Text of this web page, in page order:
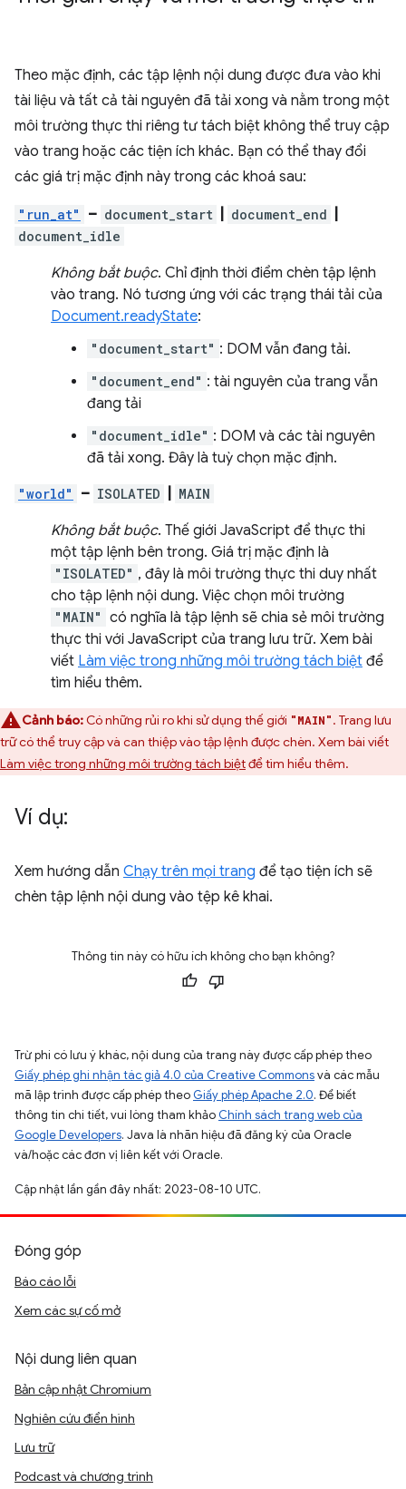
Theo mặc định, các tập lệnh nội dung được đưa vào khi
tài liệu và tất cả tài nguyên đã tải xong và nằm trong một
môi trường thực thi riêng tư tách biệt không thể truy cập
vào trang hoặc các tiện ích khác. Bạn có thể thay đổi
các giá trị mặc định này trong các khoá sau:
"run_at" – document_start document_end
document_idle
Không bắt buộc. Chỉ định thời điểm chèn tập lệnh
vào trang. Nó tương ứng với các trạng thái tải của
Document.readyState:
"document_start" : DOM vẫn đang tải.
"document_end" : tài nguyên của trang vẫn
đang tải
"document_idle" : DOM và các tài nguyên
đã tải xong. Đây là tuỳ chọn mặc định.
"world" – ISOLATED MAIN
Không bắt buộc. Thế giới JavaScript để thực thi
một tập lệnh bên trong. Giá trị mặc định là
"ISOLATED" , đây là môi trường thực thi duy nhất
cho tập lệnh nội dung. Việc chọn môi trường
"MAIN" có nghĩa là tập lệnh sẽ chia sẻ môi trường
thực thi với JavaScript của trang lưu trữ. Xem bài
viết Làm việc trong những môi trường tách biệt để
tìm hiểu thêm.
Cảnh báo:Có những rủi ro khi sử dụng thế giới "MAIN". Trang lưu
trữ có thể truy cập và can thiệp vào tập lệnh được chèn. Xem bài viết
Làm việc trong những môi trường tách biệtđể tìm hiểu thêm.
Ví dụ:
Xem hướng dẫn Chạy trên mọi trang để tạo tiện ích sẽ
chèn tập lệnh nội dung vào tệp kê khai.
Thông tin này có hữu ích không cho bạn không?
Trừ phi có lưu ý khác, nội dung của trang này được cấp phép theo
Giấy phép ghi nhận tác giả 4.0 của Creative Commonsvà các mẫu
mã lập trình được cấp phép theo Giấy phép Apache 2.0. Để biết
thông tin chi tiết, vui lòng tham khảo Chính sách trang web của
Google Developers. Java là nhãn hiệu đã đăng ký của Oracle
và/hoặc các đơn vị liên kết với Oracle.
Cập nhật lần gần đây nhất: 2023-08-10 UTC.
Đóng góp
Báo cáo lỗi
Xem các sự cố mở
Nội dung liên quan
Bản cập nhật Chromium
Nghiên cứu điển hình
Lưu trữ
Podcast và chương trình